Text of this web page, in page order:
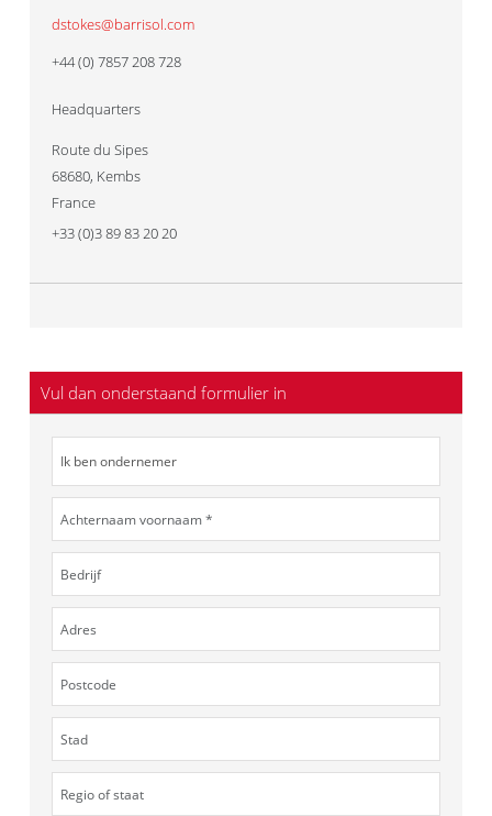
dstokes@barrisol.com
+44 (0) 7857 208 728
Headquarters
Route du Sipes
68680, Kembs
France
+33 (0)3 89 83 20 20
Vul dan onderstaand formulier in